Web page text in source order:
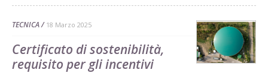
TECNICA 18 Marzo 2025
Certificato di sostenibilità,
requisito per gli incentivi